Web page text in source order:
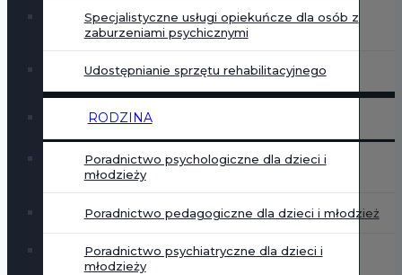
Specjalistyczne usługi opiekuńcze dla osób z
zaburzeniami psychicznymi
Udostępnianie sprzętu rehabilitacyjnego
RODZINA
Poradnictwo psychologiczne dla dzieci i
młodzieży
Poradnictwo pedagogiczne dla dzieci i młodzież
Poradnictwo psychiatryczne dla dzieci i
młodzieży